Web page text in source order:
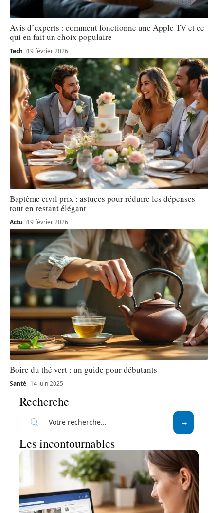
Avis d’experts : comment fonctionne une Apple TV et ce
qui en fait un choix populaire
Tech 19 février 2026
Baptême civil prix : astuces pour réduire les dépenses
tout en restant élégant
Actu 19 février 2026
Boire du thé vert : un guide pour débutants
Santé 14 juin 2025
Recherche
Les incontournables